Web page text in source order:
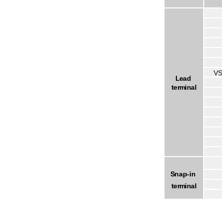
Lead
terminal
Snap-in
terminal